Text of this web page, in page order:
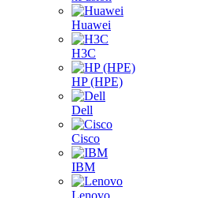
Huawei
H3C
HP (HPE)
Dell
Cisco
IBM
Lenovo